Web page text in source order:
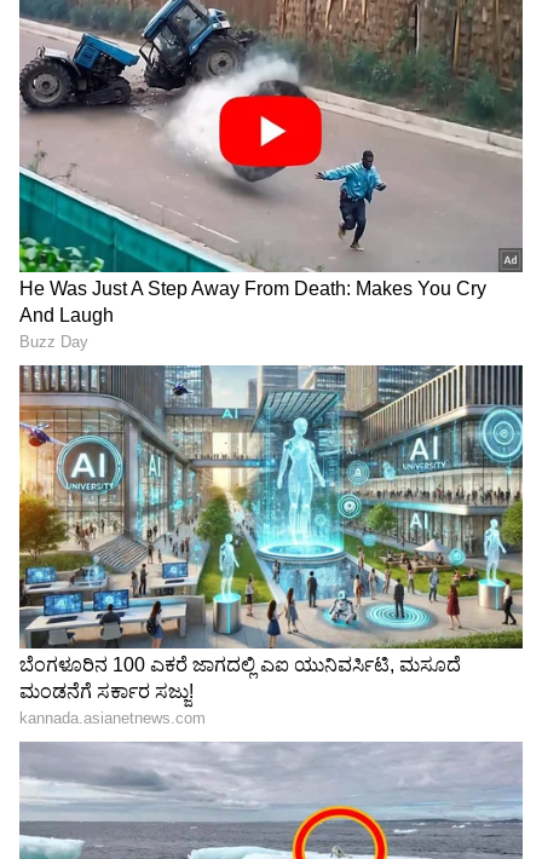
Image Credit : Instagram
ನನ್ನ ಮಗಳನ್ನು ಮದುವೆಯಾಗು
ಶೂಟಿಂಗ್‌ ಸೆಟ್‌ನಲ್ಲಿ ಬರುವ ಕೆಲವರು ನನ್ನ ಮಗಳನ್ನು
ಮದುವೆಯಾಗು ಎನ್ನುತ್ತಾರೆ. ನನ್ನ ಹಿಂದೆ ಮುಂದೆ ಗೊತ್ತಿರಲ್ಲ.
ನಟನಾಗಿರುವ ಕಾರಣ ಹೀಗೆ ಹೇಳುತ್ತಾರೆ. ತಮ್ಮ ಮಗಳನ್ನು
ಮದುವೆ ಮಾಡಿಸಲು ನನ್ನನ್ನು ಆಯ್ಕೆ ಮಾಡಿದ್ದಾರೆ ಎಂದರೆ
ನನ್ನ ಮೇಲೆ ಇಷ್ಟೊಂದು ಅಭಿಮಾನ ಇಟ್ಟಿದ್ದಾರೆ ಎನ್ನುವ
ಖುಷಿಯಾಗುತ್ತದೆ ಎಂದಿದ್ದಾರೆ ಕಿರಣ್‌ ರಾಜ್‌.